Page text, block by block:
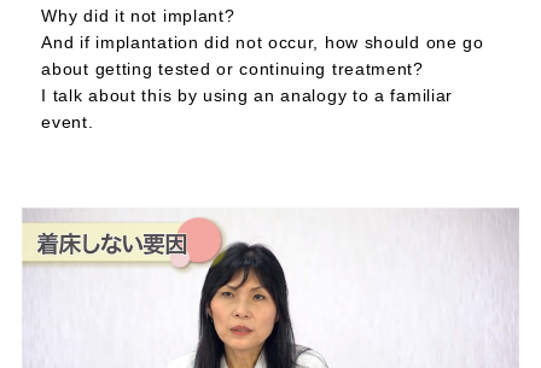
Why did it not implant?
And if implantation did not occur, how should one go
about getting tested or continuing treatment?
I talk about this by using an analogy to a familiar
event.